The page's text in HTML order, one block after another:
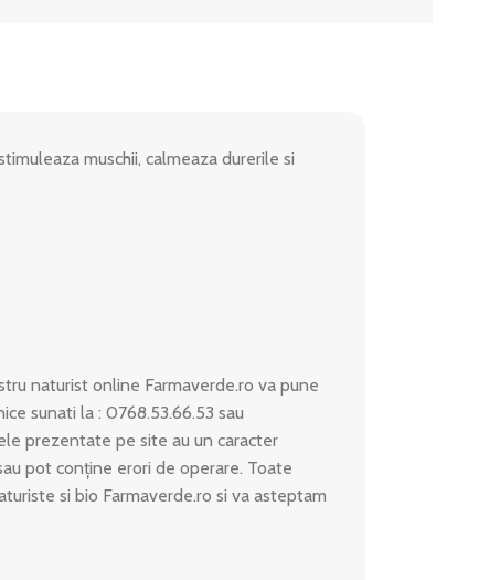
muschii, calmeaza durerile si
naturist online Farmaverde.ro va pune
sunati la : 0768.53.66.53 sau
prezentate pe site au un caracter
pot conține erori de operare. Toate
si bio Farmaverde.ro si va asteptam